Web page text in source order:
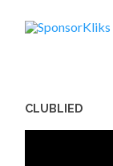
CLUBLIED